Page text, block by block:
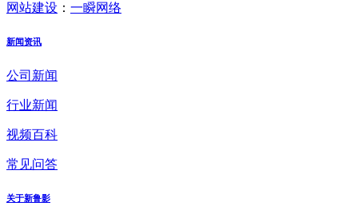
网站建设 ： 一瞬网络
新闻资讯
公司新闻
行业新闻
视频百科
常见问答
关于新鲁影